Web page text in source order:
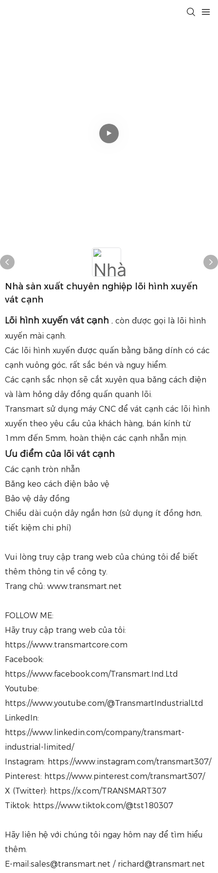
Nhà sản xuất chuyên nghiệp lõi hình xuyến
vát cạnh
Lõi hình xuyến vát cạnh , còn được gọi là lõi hình
xuyến mài cạnh.
Các lõi hình xuyến được quấn bằng băng dính có các
cạnh vuông góc, rất sắc bén và nguy hiểm.
Các cạnh sắc nhọn sẽ cắt xuyên qua băng cách điện
và làm hỏng dây đồng quấn quanh lõi.
Transmart sử dụng máy CNC để vát cạnh các lõi hình
xuyến theo yêu cầu của khách hàng, bán kính từ
1mm đến 5mm, hoàn thiện các cạnh nhẵn mịn.
Ưu điểm của lõi vát cạnh
Các cạnh tròn nhẵn
Băng keo cách điện bảo vệ
Bảo vệ dây đồng
Chiều dài cuộn dây ngắn hơn (sử dụng ít đồng hơn,
tiết kiệm chi phí)
Vui lòng truy cập trang web của chúng tôi để biết
thêm thông tin về công ty.
Trang chủ: www.transmart.net
FOLLOW ME:
Hãy truy cập trang web của tôi:
https://www.transmartcore.com
Facebook:
https://www.facebook.com/Transmart.Ind.Ltd
Youtube:
https://www.youtube.com/@TransmartIndustrialLtd
LinkedIn:
https://www.linkedin.com/company/transmart-
industrial-limited/
Instagram: https://www.instagram.com/transmart307/
Pinterest: https://www.pinterest.com/transmart307/
X (Twitter): https://x.com/TRANSMART307
Tiktok: https://www.tiktok.com/@tst180307
Hãy liên hệ với chúng tôi ngay hôm nay để tìm hiểu
thêm.
E-mail:sales@transmart.net / richard@transmart.net